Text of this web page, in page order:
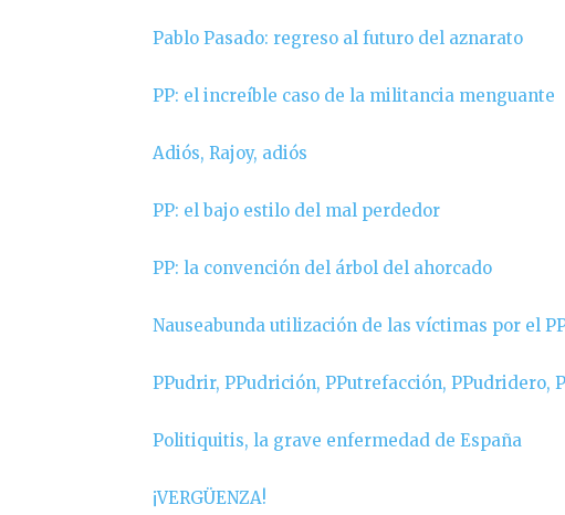
Pablo Pasado: regreso al futuro del aznarato
PP: el increíble caso de la militancia menguante
Adiós, Rajoy, adiós
PP: el bajo estilo del mal perdedor
PP: la convención del árbol del ahorcado
Nauseabunda utilización de las víctimas por el
PPudrir, PPudrición, PPutrefacción, PPudridero,
Politiquitis, la grave enfermedad de España
¡VERGÜENZA!